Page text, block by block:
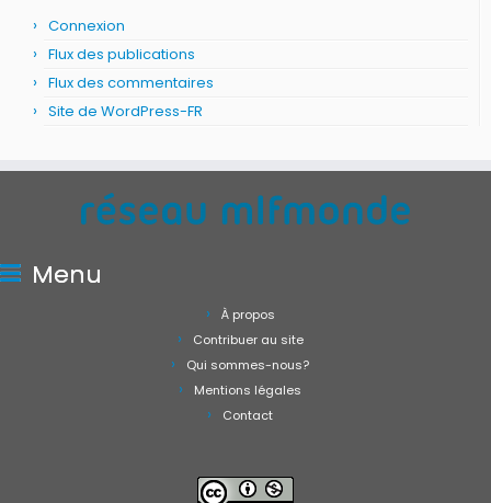
Connexion
Flux des publications
Flux des commentaires
Site de WordPress-FR
Menu
À propos
Contribuer au site
Qui sommes-nous?
Mentions légales
Contact